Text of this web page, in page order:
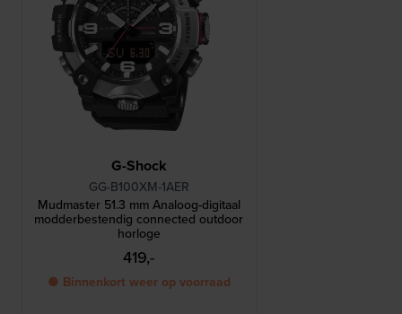
G-Shock
GG-B100XM-1AER
Mudmaster 51.3 mm Analoog-digitaal
modderbestendig connected outdoor
horloge
419,-
● Binnenkort weer op voorraad